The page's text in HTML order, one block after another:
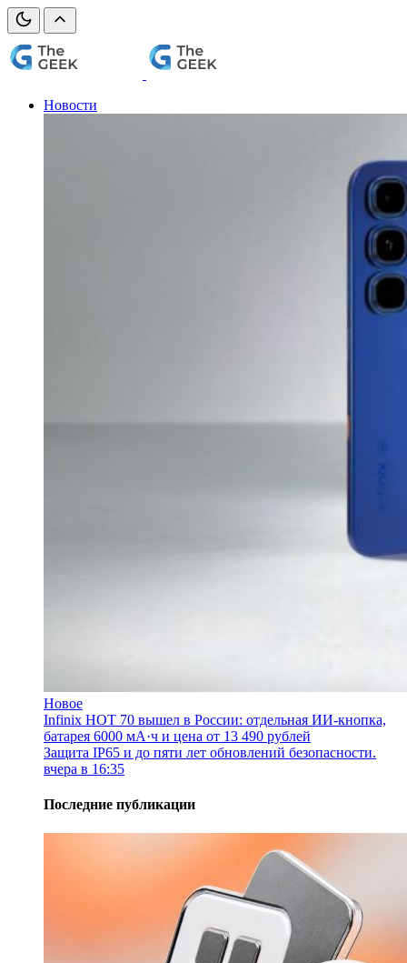
Новости
Новое
Infinix HOT 70 вышел в России: отдельная ИИ-кнопка,
батарея 6000 мА·ч и цена от 13 490 рублей
Защита IP65 и до пяти лет обновлений безопасности.
вчера в 16:35
Последние публикации